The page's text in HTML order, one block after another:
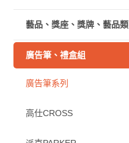
藝品、獎座、獎牌、藝品類
廣告筆、禮盒組
廣告筆系列
高仕CROSS